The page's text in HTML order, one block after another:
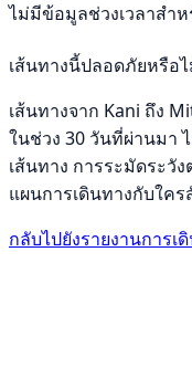
ไม่มีข้อมูลช่วงเวลาสำ
เส้นทางนี้ปลอดภัยหรือ
เส้นทางจาก Kani ถึง
ในช่วง 30 วันที่ผ่านมา
เส้นทาง การระมัดระวั
แผนการเดินทางกับใค
กลับไปยังรายงานการเ